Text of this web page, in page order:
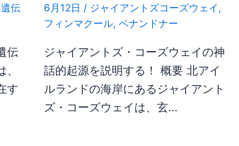
遺伝
伝
す
6月12日 / ジャイアントズコーズウェイ,
フィンマクール,ベナンドナー
ジャイアントズ・コーズウェイの神
話的起源を説明する！ 概要 北アイ
ルランドの海岸にあるジャイアント
ズ・コーズウェイは、玄…